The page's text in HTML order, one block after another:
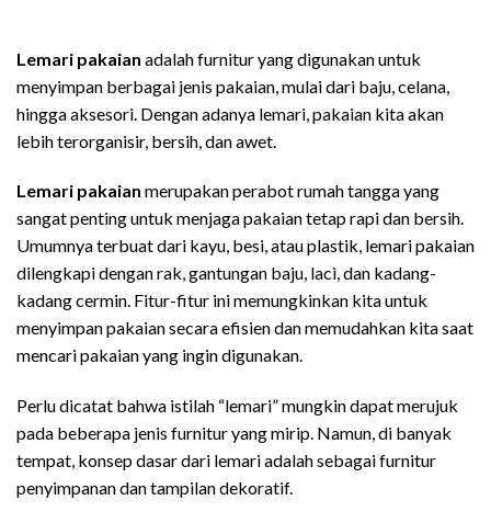
Lemari pakaian adalah furnitur yang digunakan untuk
menyimpan berbagai jenis pakaian, mulai dari baju, celana,
hingga aksesori. Dengan adanya lemari, pakaian kita akan
lebih terorganisir, bersih, dan awet.
Lemari pakaian merupakan perabot rumah tangga yang
sangat penting untuk menjaga pakaian tetap rapi dan bersih.
Umumnya terbuat dari kayu, besi, atau plastik, lemari pakaian
dilengkapi dengan rak, gantungan baju, laci, dan kadang-
kadang cermin. Fitur-fitur ini memungkinkan kita untuk
menyimpan pakaian secara efisien dan memudahkan kita saat
mencari pakaian yang ingin digunakan.
Perlu dicatat bahwa istilah “lemari” mungkin dapat merujuk
pada beberapa jenis furnitur yang mirip. Namun, di banyak
tempat, konsep dasar dari lemari adalah sebagai furnitur
penyimpanan dan tampilan dekoratif.